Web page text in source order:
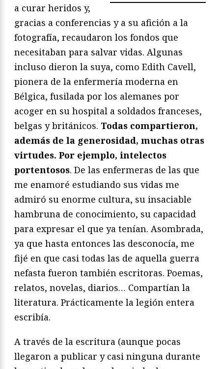
a curar heridos y,
gracias a conferencias y a su afición a la
fotografía, recaudaron los fondos que
necesitaban para salvar vidas. Algunas
incluso dieron la suya, como Edith Cavell,
pionera de la enfermería moderna en
Bélgica, fusilada por los alemanes por
acoger en su hospital a soldados franceses,
belgas y británicos. Todas compartieron,
además de la generosidad, muchas otras
virtudes. Por ejemplo, intelectos
portentosos. De las enfermeras de las que
me enamoré estudiando sus vidas me
admiró su enorme cultura, su insaciable
hambruna de conocimiento, su capacidad
para expresar el que ya tenían. Asombrada,
ya que hasta entonces las desconocía, me
fijé en que casi todas las de aquella guerra
nefasta fueron también escritoras. Poemas,
relatos, novelas, diarios… Compartían la
literatura. Prácticamente la legión entera
escribía.
A través de la escritura (aunque pocas
llegaron a publicar y casi ninguna durante